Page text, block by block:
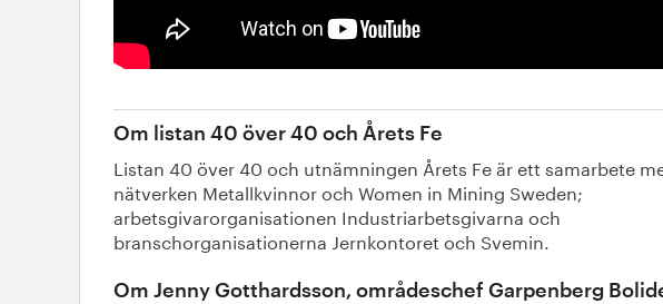
Om listan 40 över 40 och Årets Fe
Listan 40 över 40 och utnämningen Årets Fe är ett samarbete
nätverken Metallkvinnor och Women in Mining Sweden;
arbetsgivarorganisationen Industriarbetsgivarna och
branschorganisationerna Jernkontoret och Svemin.
Om Jenny Gotthardsson, områdeschef Garpenberg